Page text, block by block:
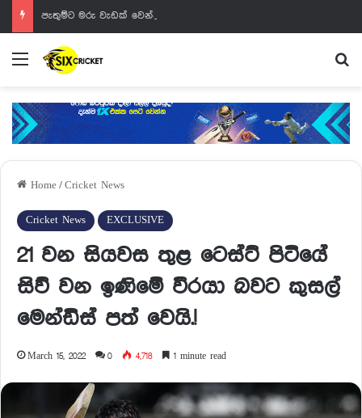
පැතුම්ට මරු වැඩක් වෙන්නයි යන්නේ
Menu
Home / Cricket News
Cricket News EXCLUSIVE
21 වන සියවස තුළ ටෙස්ට් පිටියේ
සිව් වන ඉණිමේ වීරයා බවට කුසල්
මෙන්ඩිස් පත් වෙයි.!
March 15, 2022 0 4,718 1 minute read